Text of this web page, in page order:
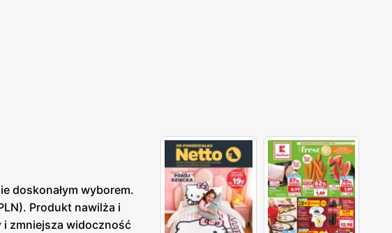
doskonałym wyborem.
Produkt nawilża i
i zmniejsza widoczność